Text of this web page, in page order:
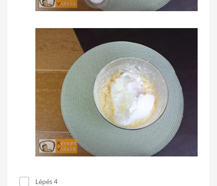
Lépés 4